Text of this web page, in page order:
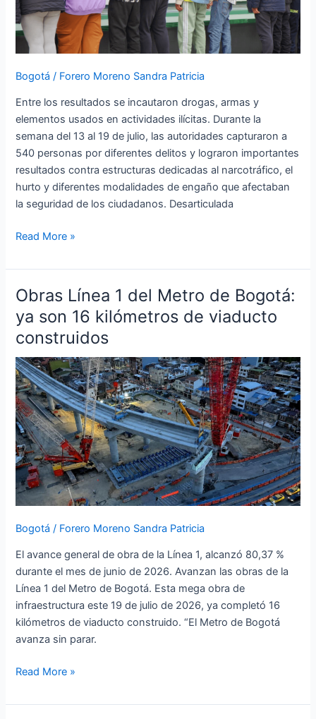
Bogotá / Forero Moreno Sandra Patricia
Entre los resultados se incautaron drogas, armas y
elementos usados en actividades ilícitas. Durante la
semana del 13 al 19 de julio, las autoridades capturaron a
540 personas por diferentes delitos y lograron importantes
resultados contra estructuras dedicadas al narcotráfico, el
hurto y diferentes modalidades de engaño que afectaban
la seguridad de los ciudadanos. Desarticulada
capturados
en
una
Read More »
Obras Línea 1 del Metro de Bogotá:
ya son 16 kilómetros de viaducto
construidos
Bogotá / Forero Moreno Sandra Patricia
El avance general de obra de la Línea 1, alcanzó 80,37 %
durante el mes de junio de 2026. Avanzan las obras de la
Línea 1 del Metro de Bogotá. Esta mega obra de
infraestructura este 19 de julio de 2026, ya completó 16
kilómetros de viaducto construido. “El Metro de Bogotá
avanza sin parar.
Obras
1
del
Metro
de
Bogotá:
ya
son
16
kilómetros
de
viaducto
Read More »